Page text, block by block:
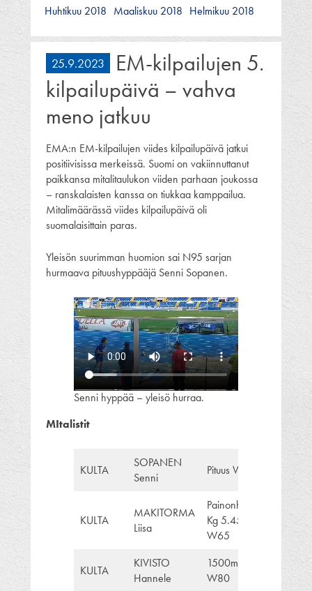
Huhtikuu 2018 Maaliskuu 2018 Helmikuu 2018
25.9.2023
EM-kilpailujen 5.
kilpailupäivä – vahva
meno jatkuu
EMA:n EM-kilpailujen viides kilpailupäivä jatkui
positiivisissa merkeissä. Suomi on vakiinnuttanut
paikkansa mitalitaulukon viiden parhaan joukossa
– ranskalaisten kanssa on tiukkaa kamppailua.
Mitalimäärässä viides kilpailupäivä oli
suomalaisittain paras.
Yleisön suurimman huomion sai N95 sarjan
hurmaava pituushyppääjä Senni Sopanen.
Senni hyppää – yleisö hurraa.
MItalistit
KULTA
SOPANEN
Senni
Pituus W95
KULTA
MAKITORMA
Liisa
Painonheitto
Kg 5.45
W65
KULTA
KIVISTO
Hannele
1500m
W80